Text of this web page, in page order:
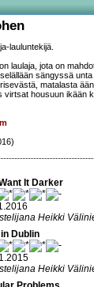
lauluntekijä.
on laulaja, jota on
sängyssä
matalasta
virtsat housuun ikään
It Darker
Heikki
Dublin
Heikki